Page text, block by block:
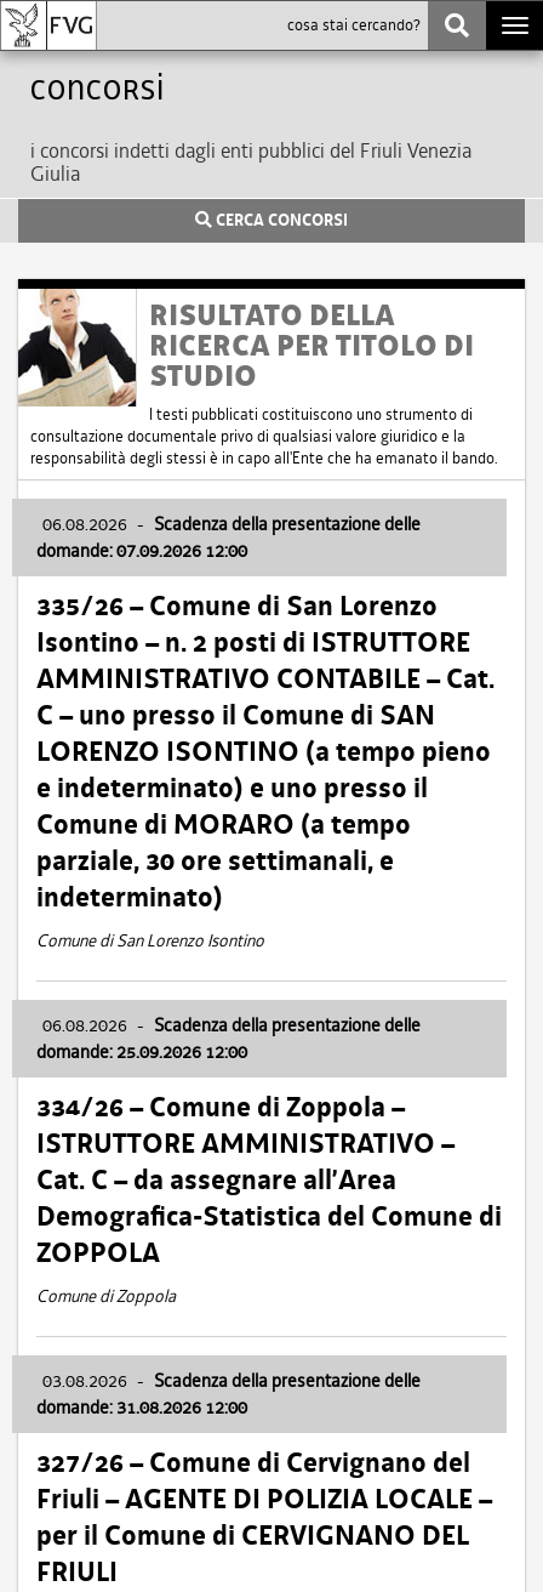
Concorsi
i concorsi indetti dagli enti pubblici del Friuli Venezia
Giulia
CERCA CONCORSI
RISULTATO DELLA
RICERCA PER TITOLO DI
STUDIO
I testi pubblicati costituiscono uno strumento di
consultazione documentale privo di qualsiasi valore giuridico e la
responsabilità degli stessi è in capo all'Ente che ha emanato il bando.
06.08.2026 - Scadenza della presentazione delle
domande: 07.09.2026 12:00
335/26 – Comune di San Lorenzo
Isontino – n. 2 posti di ISTRUTTORE
AMMINISTRATIVO CONTABILE – Cat.
C – uno presso il Comune di SAN
LORENZO ISONTINO (a tempo pieno
e indeterminato) e uno presso il
Comune di MORARO (a tempo
parziale, 30 ore settimanali, e
indeterminato)
Comune di San Lorenzo Isontino
06.08.2026 - Scadenza della presentazione delle
domande: 25.09.2026 12:00
334/26 – Comune di Zoppola –
ISTRUTTORE AMMINISTRATIVO –
Cat. C – da assegnare all’Area
Demografica-Statistica del Comune di
ZOPPOLA
Comune di Zoppola
03.08.2026 - Scadenza della presentazione delle
domande: 31.08.2026 12:00
327/26 – Comune di Cervignano del
Friuli – AGENTE DI POLIZIA LOCALE –
per il Comune di CERVIGNANO DEL
FRIULI